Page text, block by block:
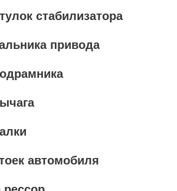
стабилизатора
привода
автомобиля